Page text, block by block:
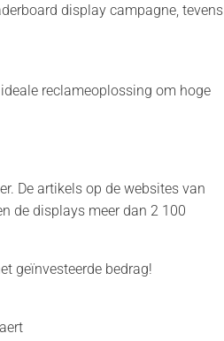
display campagne, tevens
reclameoplossing om hoge
De artikels op de websites van
de displays meer dan 2 100
geïnvesteerde bedrag!